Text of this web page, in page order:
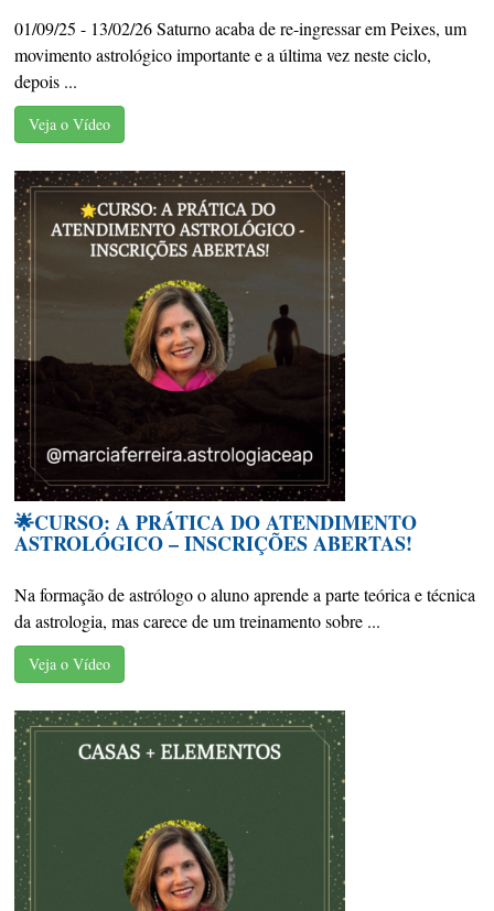
01/09/25 - 13/02/26 Saturno acaba de re-ingressar em Peixes, um
movimento astrológico importante e a última vez neste ciclo,
depois ...
Veja o Vídeo
🌟CURSO: A PRÁTICA DO ATENDIMENTO
ASTROLÓGICO – INSCRIÇÕES ABERTAS!
Na formação de astrólogo o aluno aprende a parte teórica e técnica
da astrologia, mas carece de um treinamento sobre ...
Veja o Vídeo